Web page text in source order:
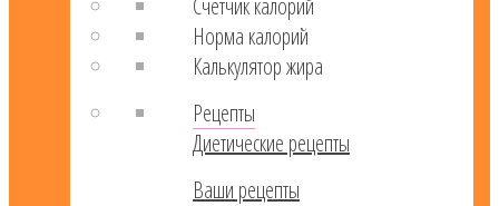
Cчетчик калорий
Норма калорий
Калькулятор жира
Рецепты
Диетические рецепты
Ваши рецепты